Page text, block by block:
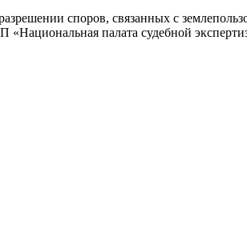
споров, связанных с
палата судебной